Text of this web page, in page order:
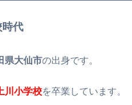
代
県大仙市の出身です。
川小学校を卒業しています。